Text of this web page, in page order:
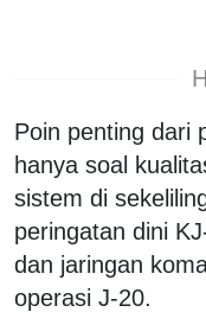
Poin penting dari
hanya soal
sistem di
peringatan dini
dan jaringan
operasi J-20.